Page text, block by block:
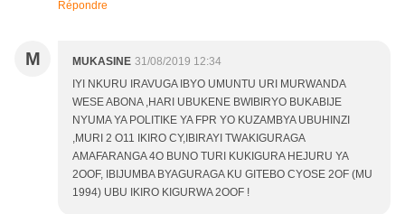
Répondre
M MUKASINE 31/08/2019 12:34
IYI NKURU IRAVUGA IBYO UMUNTU URI MURWANDA
WESE ABONA ,HARI UBUKENE BWIBIRYO BUKABIJE
NYUMA YA POLITIKE YA FPR YO KUZAMBYA UBUHINZI
,MURI 2 O11 IKIRO CY,IBIRAYI TWAKIGURAGA
AMAFARANGA 4O BUNO TURI KUKIGURA HEJURU YA
2OOF, IBIJUMBA BYAGURAGA KU GITEBO CYOSE 2OF (MU
1994) UBU IKIRO KIGURWA 2OOF !